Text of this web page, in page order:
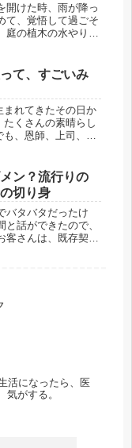
開けた時、雨が降っ
て、覚悟して過ごそ
庭の植木の水やり、
枕も除けて、湿気が
、それから、身支
て、すごいみ
れてきたその日か
くさんの素晴らし
、恩師、上司、同
ン？流行りの
切り身
バタバタだったけ
と話ができたので、
客さんは、既存契約
活になったら、医
気がする。